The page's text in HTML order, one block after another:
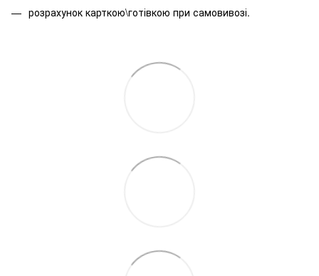
розрахунок карткою\готівкою при самовивозі.